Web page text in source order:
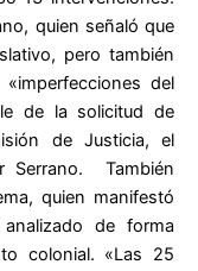
quien señaló que
pero también
del
de la solicitud de
de Justicia, el
Serrano. También
quien manifestó
de forma
colonial. «Las 25